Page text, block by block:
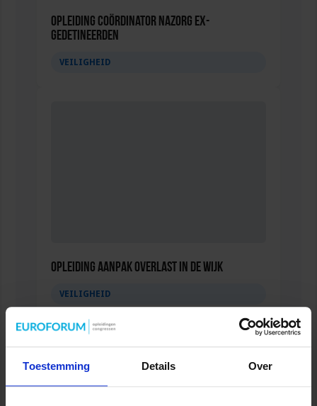
Toestemming Details Over
Opleiding Coördinator nazorg ex-
gedetineerden
VEILIGHEID
Opleiding Aanpak overlast in de wijk
VEILIGHEID